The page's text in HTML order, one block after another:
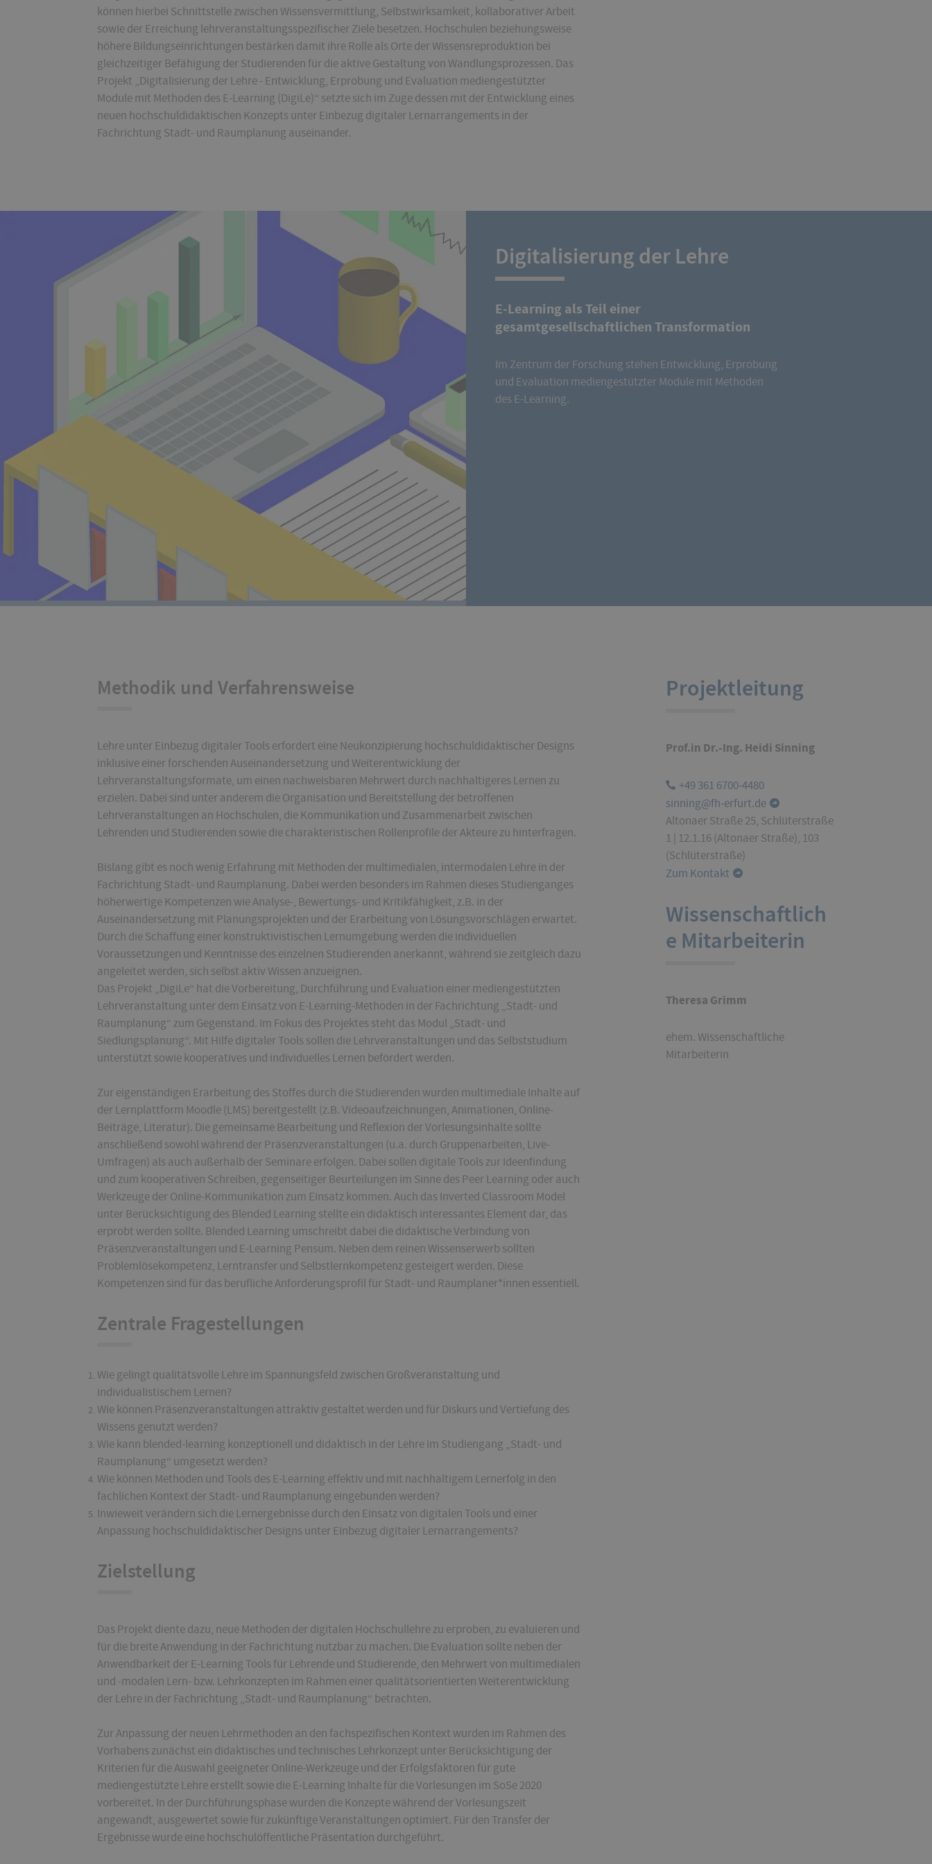
können hierbei Schnittstelle zwischen Wissensvermittlung, Selbstwirksamkeit, kollaborativer Arbeit
sowie der Erreichung lehrveranstaltungsspezifischer Ziele besetzen. Hochschulen beziehungsweise
höhere Bildungseinrichtungen bestärken damit ihre Rolle als Orte der Wissensreproduktion bei
gleichzeitiger Befähigung der Studierenden für die aktive Gestaltung von Wandlungsprozessen. Das
Projekt „Digitalisierung der Lehre - Entwicklung, Erprobung und Evaluation mediengestützter
Module mit Methoden des E-Learning (DigiLe)“ setzte sich im Zuge dessen mit der Entwicklung eines
neuen hochschuldidaktischen Konzepts unter Einbezug digitaler Lernarrangements in der
Fachrichtung Stadt- und Raumplanung auseinander.
Digitalisierung der Lehre
E-Learning als Teil einer
gesamtgesellschaftlichen Transformation
Im Zentrum der Forschung stehen Entwicklung, Erprobung
und Evaluation mediengestützter Module mit Methoden
des E-Learning.
Methodik und Verfahrensweise
Lehre unter Einbezug digitaler Tools erfordert eine Neukonzipierung hochschuldidaktischer Designs
inklusive einer forschenden Auseinandersetzung und Weiterentwicklung der
Lehrveranstaltungsformate, um einen nachweisbaren Mehrwert durch nachhaltigeres Lernen zu
erzielen. Dabei sind unter anderem die Organisation und Bereitstellung der betroffenen
Lehrveranstaltungen an Hochschulen, die Kommunikation und Zusammenarbeit zwischen
Lehrenden und Studierenden sowie die charakteristischen Rollenprofile der Akteure zu hinterfragen.
Bislang gibt es noch wenig Erfahrung mit Methoden der multimedialen, intermodalen Lehre in der
Fachrichtung Stadt- und Raumplanung. Dabei werden besonders im Rahmen dieses Studienganges
höherwertige Kompetenzen wie Analyse-, Bewertungs- und Kritikfähigkeit, z.B. in der
Auseinandersetzung mit Planungsprojekten und der Erarbeitung von Lösungsvorschlägen erwartet.
Durch die Schaffung einer konstruktivistischen Lernumgebung werden die individuellen
Voraussetzungen und Kenntnisse des einzelnen Studierenden anerkannt, während sie zeitgleich dazu
angeleitet werden, sich selbst aktiv Wissen anzueignen.
Das Projekt „DigiLe“ hat die Vorbereitung, Durchführung und Evaluation einer mediengestützten
Lehrveranstaltung unter dem Einsatz von E-Learning-Methoden in der Fachrichtung „Stadt- und
Raumplanung“ zum Gegenstand. Im Fokus des Projektes steht das Modul „Stadt- und
Siedlungsplanung“. Mit Hilfe digitaler Tools sollen die Lehrveranstaltungen und das Selbststudium
unterstützt sowie kooperatives und individuelles Lernen befördert werden.
Zur eigenständigen Erarbeitung des Stoffes durch die Studierenden wurden multimediale Inhalte auf
der Lernplattform Moodle (LMS) bereitgestellt (z.B. Videoaufzeichnungen, Animationen, Online-
Beiträge, Literatur). Die gemeinsame Bearbeitung und Reflexion der Vorlesungsinhalte sollte
anschließend sowohl während der Präsenzveranstaltungen (u.a. durch Gruppenarbeiten, Live-
Umfragen) als auch außerhalb der Seminare erfolgen. Dabei sollen digitale Tools zur Ideenfindung
und zum kooperativen Schreiben, gegenseitiger Beurteilungen im Sinne des Peer Learning oder auch
Werkzeuge der Online-Kommunikation zum Einsatz kommen. Auch das Inverted Classroom Model
unter Berücksichtigung des Blended Learning stellte ein didaktisch interessantes Element dar, das
erprobt werden sollte. Blended Learning umschreibt dabei die didaktische Verbindung von
Präsenzveranstaltungen und E-Learning Pensum. Neben dem reinen Wissenserwerb sollten
Problemlösekompetenz, Lerntransfer und Selbstlernkompetenz gesteigert werden. Diese
Kompetenzen sind für das berufliche Anforderungsprofil für Stadt- und Raumplaner*innen essentiell.
Zentrale Fragestellungen
Wie gelingt qualitätsvolle Lehre im Spannungsfeld zwischen Großveranstaltung und
individualistischem Lernen?
Wie können Präsenzveranstaltungen attraktiv gestaltet werden und für Diskurs und Vertiefung des
Wissens genutzt werden?
Wie kann blended-learning konzeptionell und didaktisch in der Lehre im Studiengang „Stadt- und
Raumplanung“ umgesetzt werden?
Wie können Methoden und Tools des E-Learning effektiv und mit nachhaltigem Lernerfolg in den
fachlichen Kontext der Stadt- und Raumplanung eingebunden werden?
Inwieweit verändern sich die Lernergebnisse durch den Einsatz von digitalen Tools und einer
Anpassung hochschuldidaktischer Designs unter Einbezug digitaler Lernarrangements?
Zielstellung
Das Projekt diente dazu, neue Methoden der digitalen Hochschullehre zu erproben, zu evaluieren und
für die breite Anwendung in der Fachrichtung nutzbar zu machen. Die Evaluation sollte neben der
Anwendbarkeit der E-Learning Tools für Lehrende und Studierende, den Mehrwert von multimedialen
und -modalen Lern- bzw. Lehrkonzepten im Rahmen einer qualitätsorientierten Weiterentwicklung
der Lehre in der Fachrichtung „Stadt- und Raumplanung“ betrachten.
Zur Anpassung der neuen Lehrmethoden an den fachspezifischen Kontext wurden im Rahmen des
Vorhabens zunächst ein didaktisches und technisches Lehrkonzept unter Berücksichtigung der
Kriterien für die Auswahl geeigneter Online-Werkzeuge und der Erfolgsfaktoren für gute
mediengestützte Lehre erstellt sowie die E-Learning Inhalte für die Vorlesungen im SoSe 2020
vorbereitet. In der Durchführungsphase wurden die Konzepte während der Vorlesungszeit
angewandt, ausgewertet sowie für zukünftige Veranstaltungen optimiert. Für den Transfer der
Ergebnisse wurde eine hochschulöffentliche Präsentation durchgeführt.
Projektleitung
Prof.in Dr.-Ing. Heidi Sinning
+49 361 6700-4480
sinning@fh-erfurt.de
Altonaer Straße 25, Schlüterstraße
1 | 12.1.16 (Altonaer Straße), 103
(Schlüterstraße)
Zum Kontakt
Wissenschaftlich
e Mitarbeiterin
Theresa Grimm
ehem. Wissenschaftliche
Mitarbeiterin